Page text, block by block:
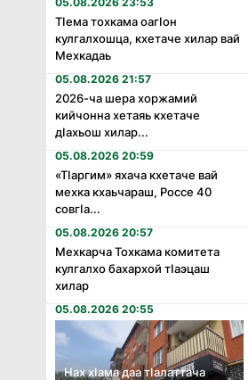
Тӏема тохкама оагӏон
кулгалхошца, кхетаче хилар вай
Мехкадаь
05.08.2026 21:57
2026-ча шера хоржамий
кийчонна хетаяь кхетаче
дӏахьош хилар...
05.08.2026 20:59
«Тӏаргим» яхача кхетаче вай
мехка кхаьчараш, Россе 40
совгӏа...
05.08.2026 20:57
Мехкарча Тохкама комитета
кулгалхо бахархой тӏаэцаш
хилар
05.08.2026 20:55
Нах хӏама даа тӏалаттача